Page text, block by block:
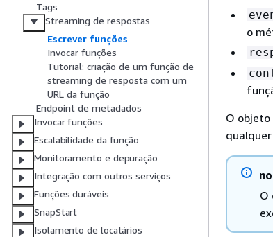
Tags
Streaming de respostas
Escrever funções
Invocar funções
Tutorial: criação de um função de
streaming de resposta com um
URL da função
Endpoint de metadados
Invocar funções
Escalabilidade da função
Monitoramento e depuração
Integração com outros serviços
Funções duráveis
SnapStart
Isolamento de locatários
o
O objeto
O